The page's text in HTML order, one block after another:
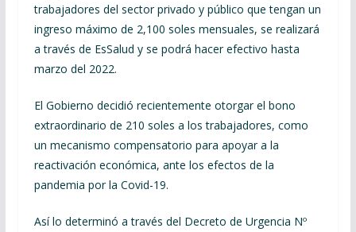
trabajadores del sector privado y público que tengan un
ingreso máximo de 2,100 soles mensuales, se realizará
a través de EsSalud y se podrá hacer efectivo hasta
marzo del 2022.
El Gobierno decidió recientemente otorgar el bono
extraordinario de 210 soles a los trabajadores, como
un mecanismo compensatorio para apoyar a la
reactivación económica, ante los efectos de la
pandemia por la Covid-19.
Así lo determinó a través del Decreto de Urgencia Nº